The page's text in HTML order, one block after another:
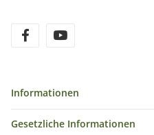
Informationen
Gesetzliche Informationen